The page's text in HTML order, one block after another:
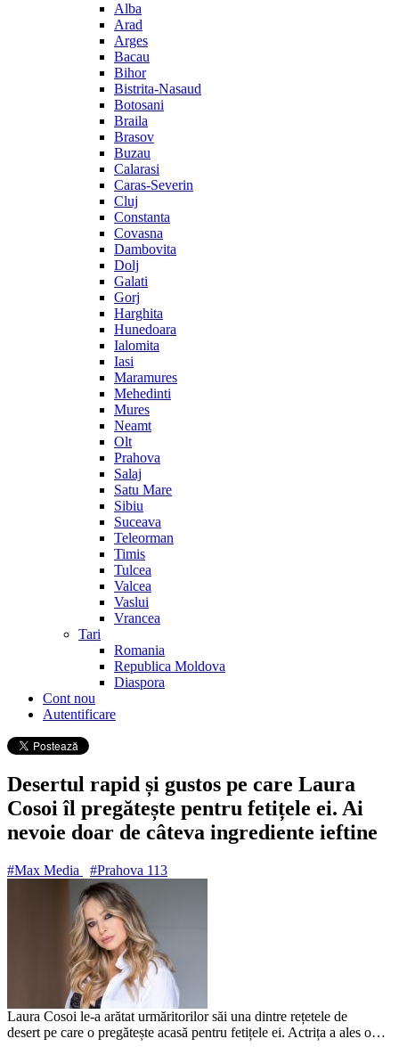
Alba
Arad
Arges
Bacau
Bihor
Bistrita-Nasaud
Botosani
Braila
Brasov
Buzau
Calarasi
Caras-Severin
Cluj
Constanta
Covasna
Dambovita
Dolj
Galati
Gorj
Harghita
Hunedoara
Ialomita
Iasi
Maramures
Mehedinti
Mures
Neamt
Olt
Prahova
Salaj
Satu Mare
Sibiu
Suceava
Teleorman
Timis
Tulcea
Valcea
Vaslui
Vrancea
Tari
Romania
Republica Moldova
Diaspora
Cont nou
Autentificare
Desertul rapid și gustos pe care Laura
Cosoi îl pregătește pentru fetițele ei. Ai
nevoie doar de câteva ingrediente ieftine
#Max Media #Prahova 113
Laura Cosoi le-a arătat urmăritorilor săi una dintre rețetele de
desert pe care o pregătește acasă pentru fetițele ei. Actrița a ales o…